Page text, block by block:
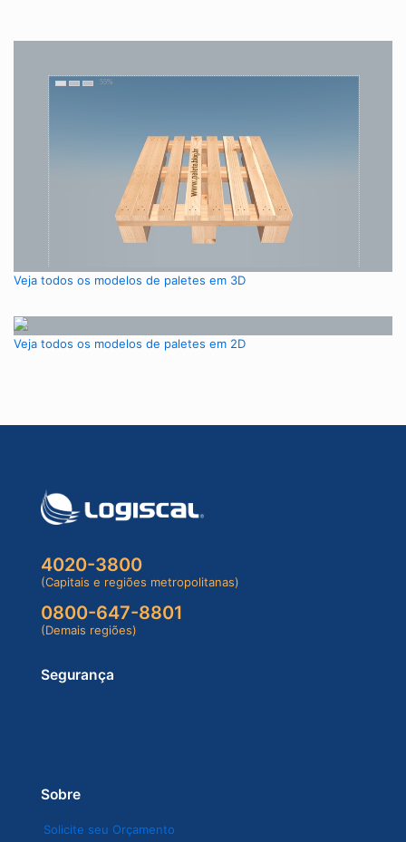
Veja todos os modelos de paletes em 3D
Veja todos os modelos de paletes em 2D
4020-3800
(Capitais e regiões metropolitanas)
0800-647-8801
(Demais regiões)
Segurança
Sobre
Solicite seu Orçamento